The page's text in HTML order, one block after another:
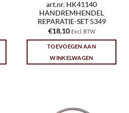
art.nr. HK41140
HANDREMHENDEL
REPARATIE-SET 5349
€18,10 Excl. BTW
TOEVOEGEN AAN
WINKELWAGEN